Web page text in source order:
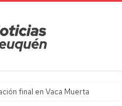
final en Vaca Muerta